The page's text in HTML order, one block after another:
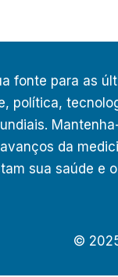
fonte para as
política,
da
sua saúde e
©